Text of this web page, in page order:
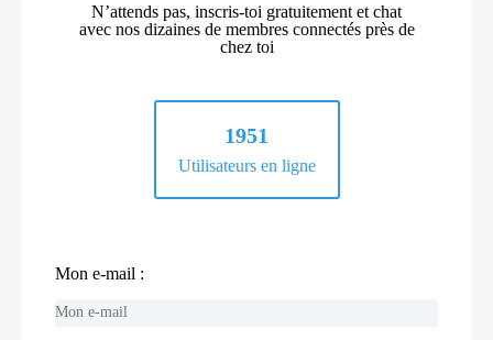
N’attends pas, inscris-toi gratuitement et chat
avec nos dizaines de membres connectés près de
chez toi
1951
Utilisateurs en ligne
Mon e-mail :